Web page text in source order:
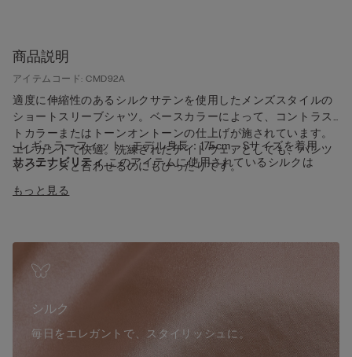
商品説明
アイテムコード: CMD92A
適度に伸縮性のあるシルクサテンを使用したメンズスタイルの
ショートスリーブシャツ。ベースカラーによって、コントラス
トカラーまたはトーンオントーンの仕上げが施されています。
エレガントで快適。洗練されたナイトウェアとしても、パンツ
やジーンズと合わせるのにもぴったりです。
• レギュラーフィット • モデル身長：175cm、Sサイズを着用
サステナビリティこのアイテムに使用されているシルクは
もっと見る
シルク
毎日をエレガントで、スタイリッシュに。